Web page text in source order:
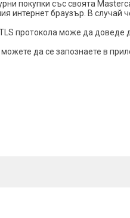
покупки със своята
интернет браузър. В случай
протокола може да доведе
да се запознаете в